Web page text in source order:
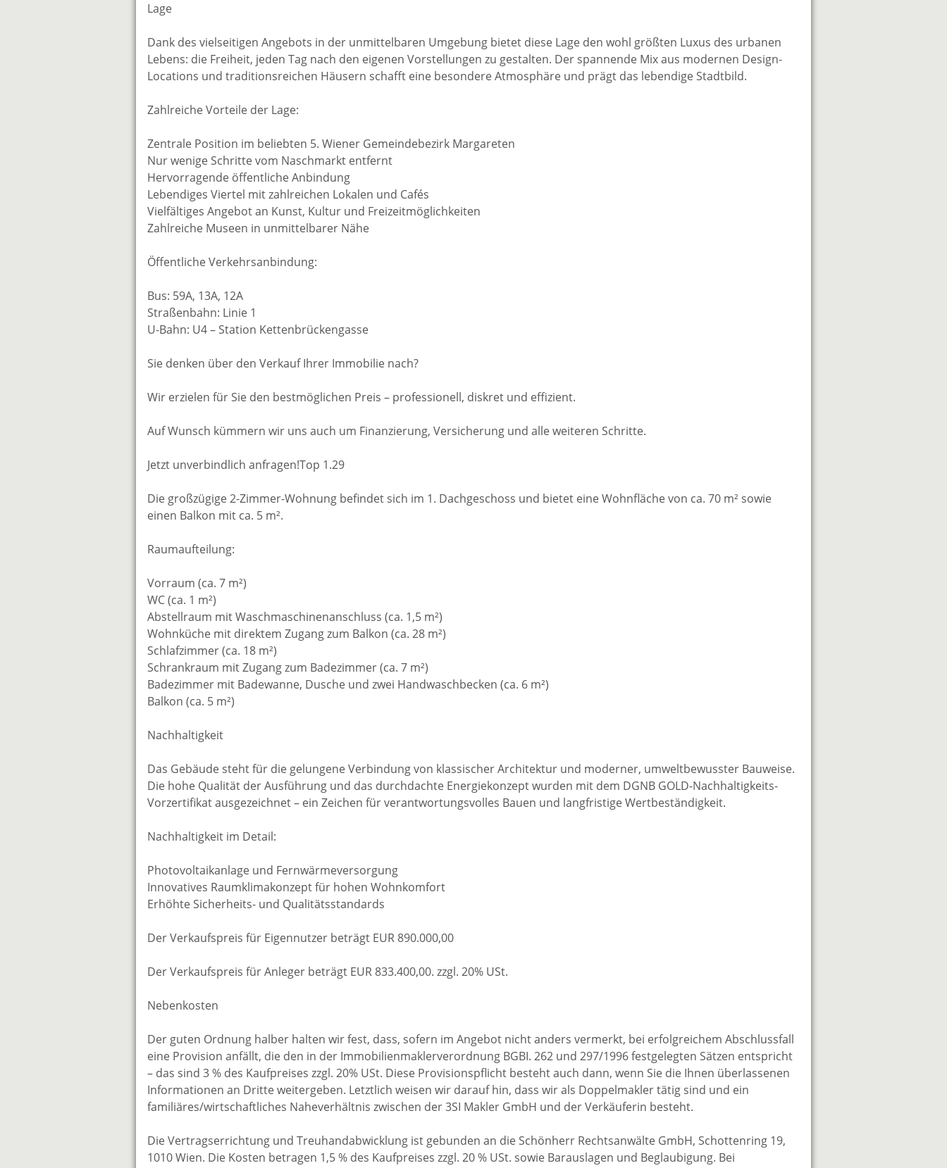
Lage
Dank des vielseitigen Angebots in der unmittelbaren Umgebung bietet diese Lage den wohl größten Luxus des urbanen
Lebens: die Freiheit, jeden Tag nach den eigenen Vorstellungen zu gestalten. Der spannende Mix aus modernen Design-
Locations und traditionsreichen Häusern schafft eine besondere Atmosphäre und prägt das lebendige Stadtbild.
Zahlreiche Vorteile der Lage:
Zentrale Position im beliebten 5. Wiener Gemeindebezirk Margareten
Nur wenige Schritte vom Naschmarkt entfernt
Hervorragende öffentliche Anbindung
Lebendiges Viertel mit zahlreichen Lokalen und Cafés
Vielfältiges Angebot an Kunst, Kultur und Freizeitmöglichkeiten
Zahlreiche Museen in unmittelbarer Nähe
Öffentliche Verkehrsanbindung:
Bus: 59A, 13A, 12A
Straßenbahn: Linie 1
U-Bahn: U4 – Station Kettenbrückengasse
Sie denken über den Verkauf Ihrer Immobilie nach?
Wir erzielen für Sie den bestmöglichen Preis – professionell, diskret und effizient.
Auf Wunsch kümmern wir uns auch um Finanzierung, Versicherung und alle weiteren Schritte.
Jetzt unverbindlich anfragen!Top 1.29
Die großzügige 2-Zimmer-Wohnung befindet sich im 1. Dachgeschoss und bietet eine Wohnfläche von ca. 70 m² sowie
einen Balkon mit ca. 5 m².
Raumaufteilung:
Vorraum (ca. 7 m²)
WC (ca. 1 m²)
Abstellraum mit Waschmaschinenanschluss (ca. 1,5 m²)
Wohnküche mit direktem Zugang zum Balkon (ca. 28 m²)
Schlafzimmer (ca. 18 m²)
Schrankraum mit Zugang zum Badezimmer (ca. 7 m²)
Badezimmer mit Badewanne, Dusche und zwei Handwaschbecken (ca. 6 m²)
Balkon (ca. 5 m²)
Nachhaltigkeit
Das Gebäude steht für die gelungene Verbindung von klassischer Architektur und moderner, umweltbewusster Bauweise.
Die hohe Qualität der Ausführung und das durchdachte Energiekonzept wurden mit dem DGNB GOLD-Nachhaltigkeits-
Vorzertifikat ausgezeichnet – ein Zeichen für verantwortungsvolles Bauen und langfristige Wertbeständigkeit.
Nachhaltigkeit im Detail:
Photovoltaikanlage und Fernwärmeversorgung
Innovatives Raumklimakonzept für hohen Wohnkomfort
Erhöhte Sicherheits- und Qualitätsstandards
Der Verkaufspreis für Eigennutzer beträgt EUR 890.000,00
Der Verkaufspreis für Anleger beträgt EUR 833.400,00. zzgl. 20% USt.
Nebenkosten
Der guten Ordnung halber halten wir fest, dass, sofern im Angebot nicht anders vermerkt, bei erfolgreichem Abschlussfall
eine Provision anfällt, die den in der Immobilienmaklerverordnung BGBI. 262 und 297/1996 festgelegten Sätzen entspricht
– das sind 3 % des Kaufpreises zzgl. 20% USt. Diese Provisionspflicht besteht auch dann, wenn Sie die Ihnen überlassenen
Informationen an Dritte weitergeben. Letztlich weisen wir darauf hin, dass wir als Doppelmakler tätig sind und ein
familiäres/wirtschaftliches Naheverhältnis zwischen der 3SI Makler GmbH und der Verkäuferin besteht.
Die Vertragserrichtung und Treuhandabwicklung ist gebunden an die Schönherr Rechtsanwälte GmbH, Schottenring 19,
1010 Wien. Die Kosten betragen 1,5 % des Kaufpreises zzgl. 20 % USt. sowie Barauslagen und Beglaubigung. Bei